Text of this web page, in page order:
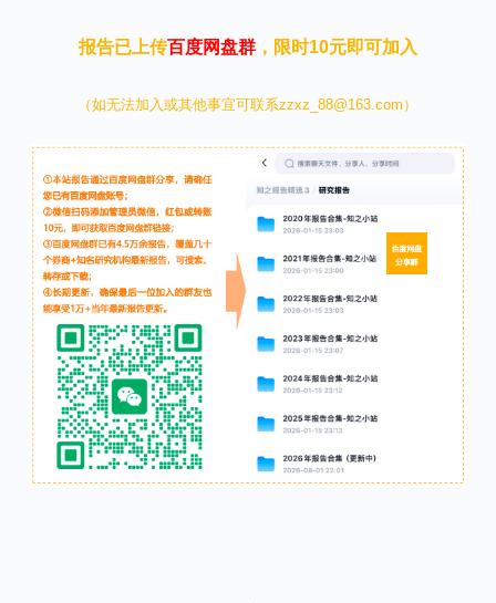
报告已上传百度网盘群，限时10元即可加入
（如无法加入或其他事宜可联系zzxz_88@163.com）